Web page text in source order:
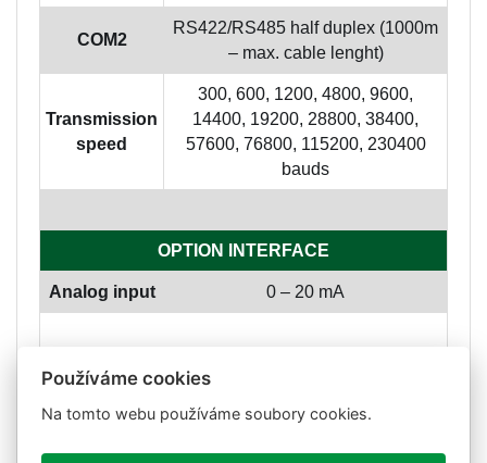
COM2
RS422/RS485 half duplex (1000m
– max. cable lenght)
Transmission
speed
300, 600, 1200, 4800, 9600,
14400, 19200, 28800, 38400,
57600, 76800, 115200, 230400
bauds
OPTION INTERFACE
Analog input 0 – 20 mA
POWER SUPPLY, OTHER PARAMETERS
Power
230 V AC, 50/60 Hz
Používáme cookies
Na tomto webu používáme soubory cookies.